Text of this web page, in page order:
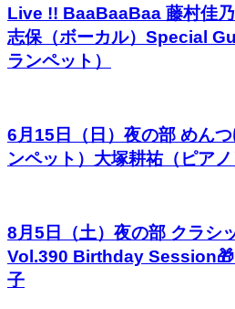
Live !! BaaBaaBaa 藤村佳
志保（ボーカル）Special
ランペット）
6月15日（日）夜の部 めん
ンペット）大塚耕祐（ピアノ
8月5日（土）夜の部 クラシ
Vol.390 Birthday Session🎁
子